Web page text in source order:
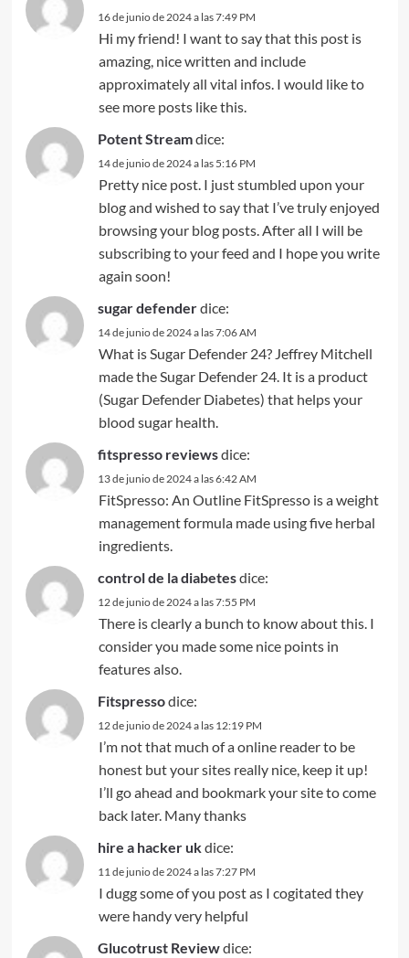
16 de junio de 2024 a las 7:49 PM
Hi my friend! I want to say that this post is
amazing, nice written and include
approximately all vital infos. I would like to
see more posts like this.
Potent Streamdice:
14 de junio de 2024 a las 5:16 PM
Pretty nice post. I just stumbled upon your
blog and wished to say that I’ve truly enjoyed
browsing your blog posts. After all I will be
subscribing to your feed and I hope you write
again soon!
sugar defenderdice:
14 de junio de 2024 a las 7:06 AM
What is Sugar Defender 24? Jeffrey Mitchell
made the Sugar Defender 24. It is a product
(Sugar Defender Diabetes) that helps your
blood sugar health.
fitspresso reviewsdice:
13 de junio de 2024 a las 6:42 AM
FitSpresso: An Outline FitSpresso is a weight
management formula made using five herbal
ingredients.
control de la diabetesdice:
12 de junio de 2024 a las 7:55 PM
There is clearly a bunch to know about this. I
consider you made some nice points in
features also.
Fitspressodice:
12 de junio de 2024 a las 12:19 PM
I’m not that much of a online reader to be
honest but your sites really nice, keep it up!
I’ll go ahead and bookmark your site to come
back later. Many thanks
hire a hacker ukdice:
11 de junio de 2024 a las 7:27 PM
I dugg some of you post as I cogitated they
were handy very helpful
Glucotrust Reviewdice: